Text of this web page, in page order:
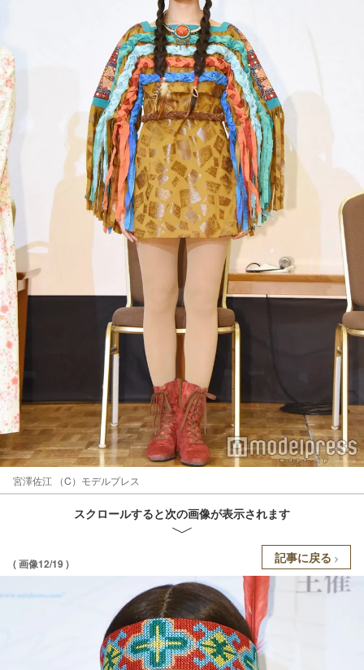
宮澤佐江 （C）モデルプレス
スクロールすると次の画像が表示されます
( 画像12/19 ) 記事に戻る